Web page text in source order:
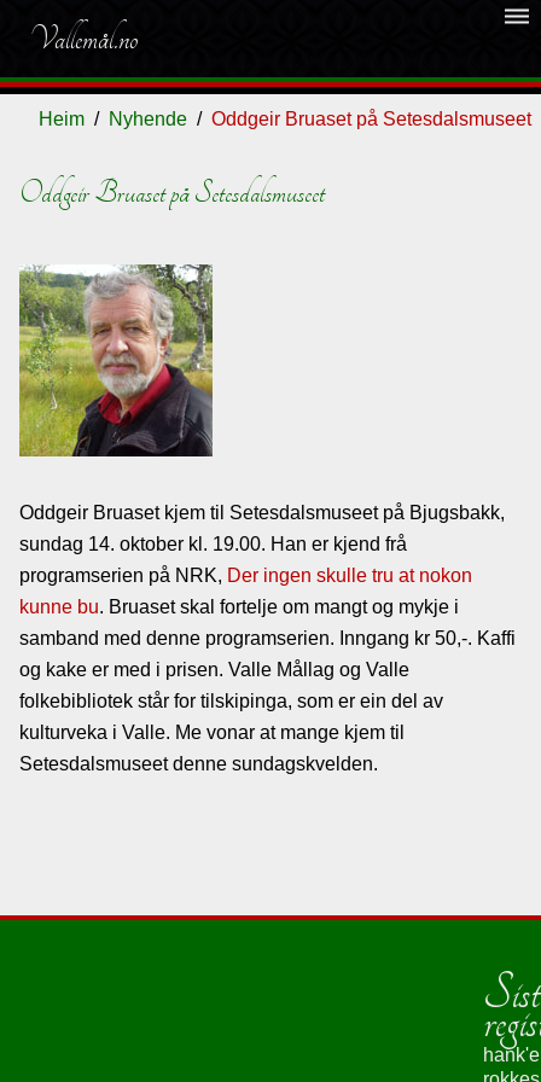
Vallemål.no
dehaze
Heim Nyhende Oddgeir Bruaset på Setesdalsmuseet
Oddgeir Bruaset på Setesdalsmuseet
Oddgeir Bruaset kjem til Setesdalsmuseet på Bjugsbakk,
sundag 14. oktober kl. 19.00. Han er kjend frå
programserien på NRK, Der ingen skulle tru at nokon
kunne bu. Bruaset skal fortelje om mangt og mykje i
samband med denne programserien. Inngang kr 50,-. Kaffi
og kake er med i prisen. Valle Mållag og Valle
folkebibliotek står for tilskipinga, som er ein del av
kulturveka i Valle. Me vonar at mange kjem til
Setesdalsmuseet denne sundagskvelden.
Ordliste
Om
vallemålet
Gjestebok
Nyhende
Lenkjer
Kontakt
oss
hank'e